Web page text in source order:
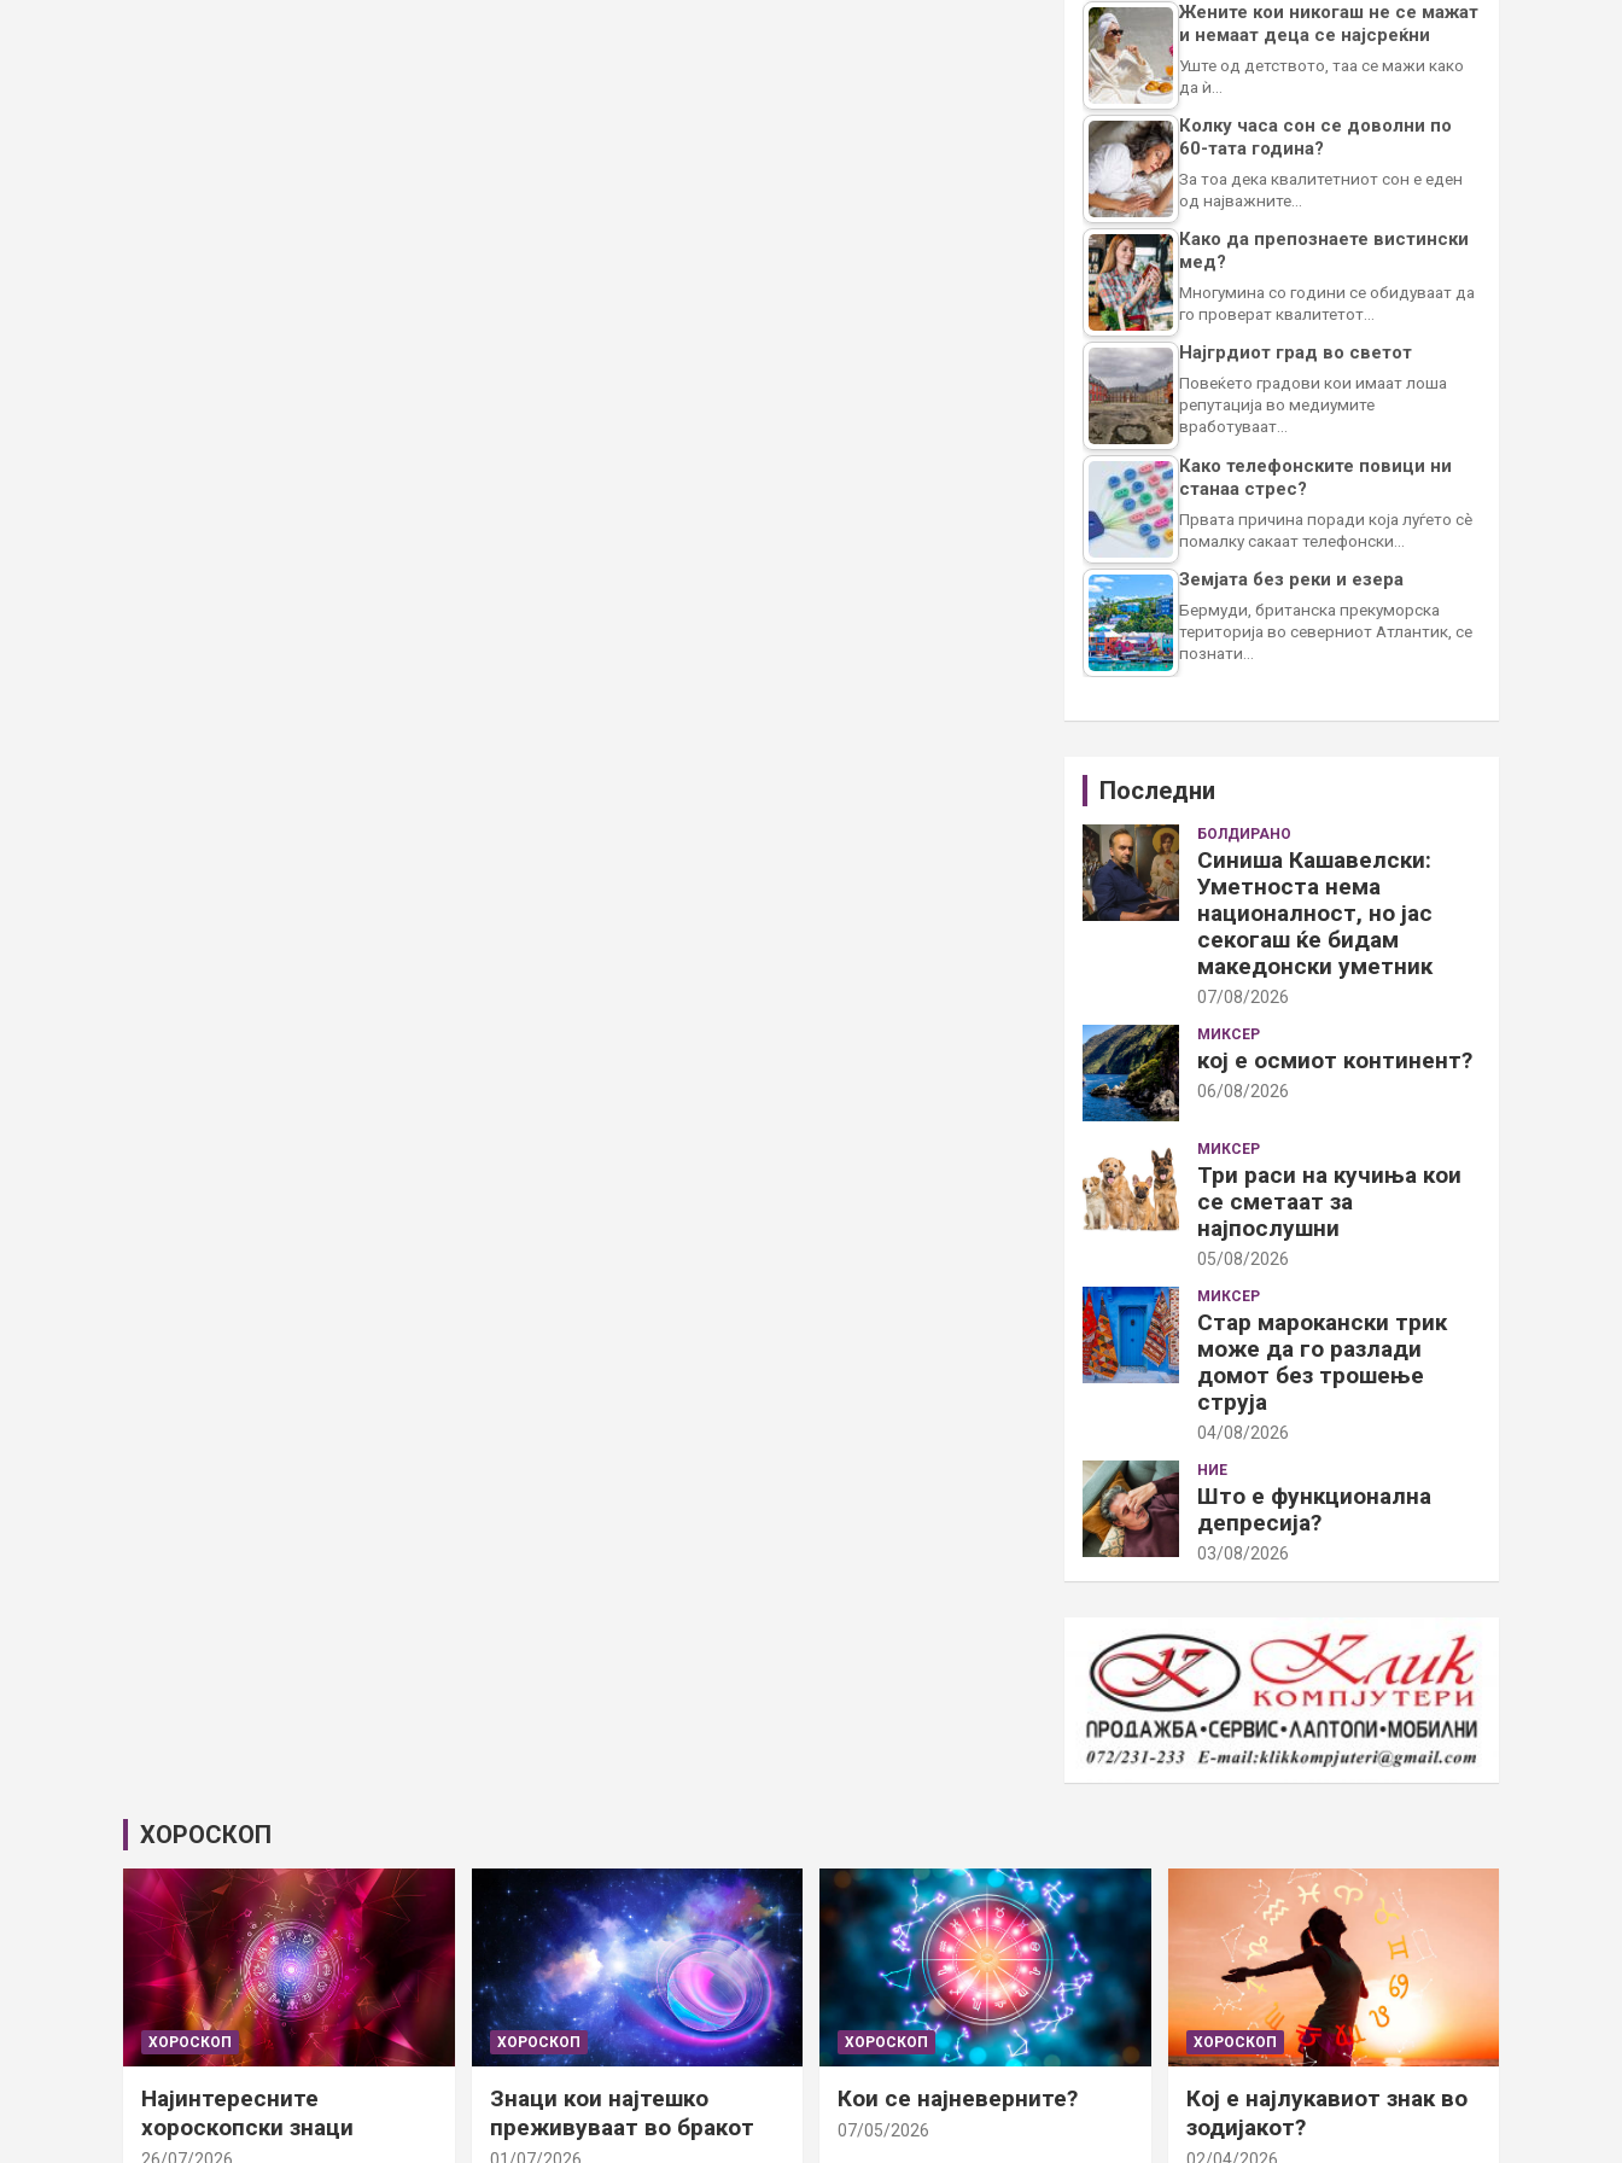
Жените кои никогаш не се мажат
и немаат деца се најсреќни
Уште од детството, таа се мажи како
да ѝ…
Колку часа сон се доволни по
60-тата година?
За тоа дека квалитетниот сон е еден
од најважните…
Како да препознаете вистински
мед?
Многумина со години се обидуваат да
го проверат квалитетот…
Најгрдиот град во светот
Повеќето градови кои имаат лоша
репутација во медиумите
вработуваат…
Како телефонските повици ни
станаа стрес?
Првата причина поради која луѓето сè
помалку сакаат телефонски…
Земјата без реки и езера
Бермуди, британска прекуморска
територија во северниот Атлантик, се
познати…
Последни
БОЛДИРАНО
Синиша Кашавелски:
Уметноста нема
националност, но јас
секогаш ќе бидам
македонски уметник
07/08/2026
МИКСЕР
кој е осмиот континент?
06/08/2026
МИКСЕР
Три раси на кучиња кои
се сметаат за
најпослушни
05/08/2026
МИКСЕР
Стар марокански трик
може да го разлади
домот без трошење
струја
04/08/2026
НИЕ
Што е функционална
депресија?
03/08/2026
ХОРОСКОП
ХОРОСКОП
Најинтересните
хороскопски знаци
ХОРОСКОП
Знаци кои најтешко
преживуваат во бракот
ХОРОСКОП
Кои се најневерните?
07/05/2026
ХОРОСКОП
Кој е најлукавиот знак во
зодијакот?